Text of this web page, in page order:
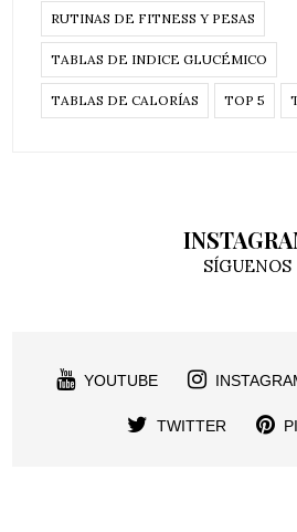
RUTINAS DE FITNESS Y PESAS
TABLAS DE INDICE GLUCÉMICO
TABLAS DE CALORÍAS TOP 5
SÍGUENOS
YOUTUBE
TWITTER